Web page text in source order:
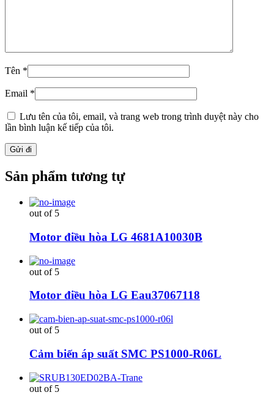
Tên *
Email *
Lưu tên của tôi, email, và trang web trong trình duyệt này cho
lần bình luận kế tiếp của tôi.
Sản phẩm tương tự
out of 5
Motor điều hòa LG 4681A10030B
out of 5
Motor điều hòa LG Eau37067118
out of 5
Cảm biến áp suất SMC PS1000-R06L
out of 5